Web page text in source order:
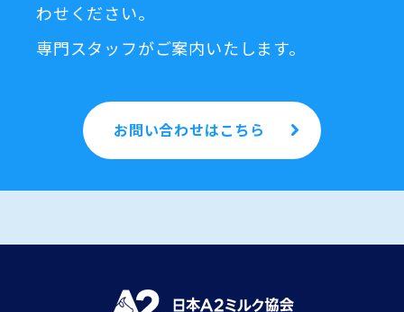
わせください。
専門スタッフがご案内いたします。
お問い合わせはこちら